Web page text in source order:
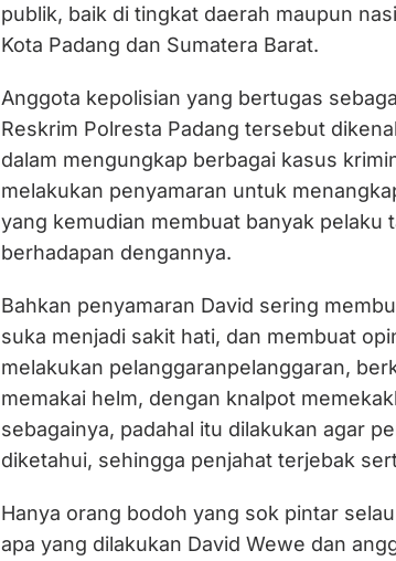
publik, baik di tingkat daerah maupun
Kota Padang dan Sumatera Barat.
Anggota kepolisian yang bertugas
Reskrim Polresta Padang tersebut
dalam mengungkap berbagai kasus
melakukan penyamaran untuk
yang kemudian membuat banyak pelaku
berhadapan dengannya.
Bahkan penyamaran David sering
suka menjadi sakit hati, dan membuat
melakukan pelanggaranpelanggaran,
memakai helm, dengan knalpot
sebagainya, padahal itu dilakukan agar
diketahui, sehingga penjahat terjebak
Hanya orang bodoh yang sok pintar
apa yang dilakukan David Wewe dan